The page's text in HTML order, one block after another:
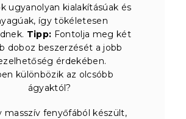
ugyanolyan kialakításúak és
így tökéletesen
Tipp: Fontolja meg két
doboz beszerzését a jobb
érdekében.
különbözik az olcsóbb
ágyaktól?
masszív fenyőfából készült,